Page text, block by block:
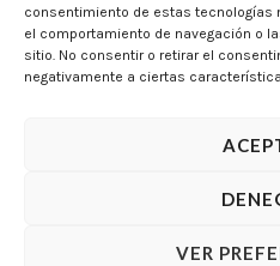
consentimiento de estas tecnologías
el comportamiento de navegación o
sitio. No consentir o retirar el
negativamente a ciertas
VER
De Lunes a
Festivos sujetos al
© 2026 Tienda Mulligan